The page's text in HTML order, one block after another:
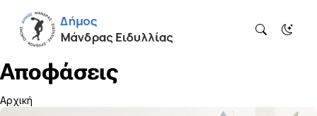
Αποφάσεις
Αρχική